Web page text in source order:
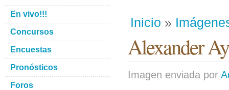
Inicio »
Alexander
Imagen enviada por
En vivo!!!
Concursos
Encuestas
Pronósticos
Foros